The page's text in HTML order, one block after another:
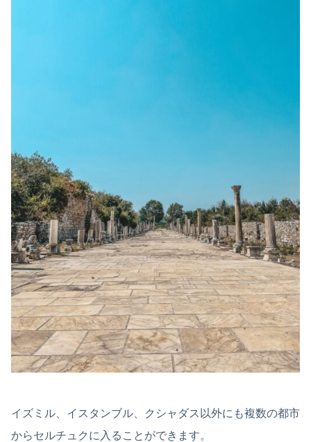
イズミル、イスタンブル、クシャダス以外にも複数の都市
からセルチュクに入ることができます。